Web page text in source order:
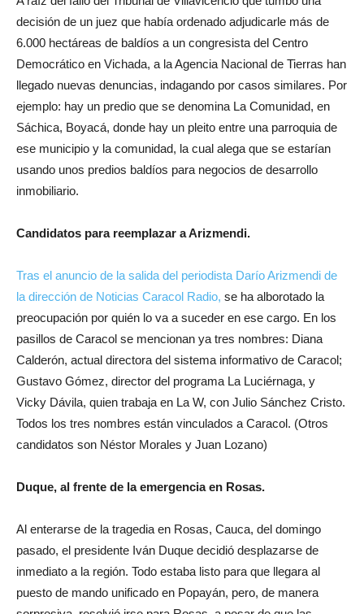
decisión de un juez que había ordenado adjudicarle más de
6.000 hectáreas de baldíos a un congresista del Centro
Democrático en Vichada, a la Agencia Nacional de Tierras han
llegado nuevas denuncias, indagando por casos similares. Por
ejemplo: hay un predio que se denomina La Comunidad, en
Sáchica, Boyacá, donde hay un pleito entre una parroquia de
ese municipio y la comunidad, la cual alega que se estarían
usando unos predios baldíos para negocios de desarrollo
inmobiliario.
Candidatos para reemplazar a Arizmendi.
Tras el anuncio de la salida del periodista Darío Arizmendi de
la dirección de Noticias Caracol Radio, se ha alborotado la
preocupación por quién lo va a suceder en ese cargo. En los
pasillos de Caracol se mencionan ya tres nombres: Diana
Calderón, actual directora del sistema informativo de Caracol;
Gustavo Gómez, director del programa La Luciérnaga, y
Vicky Dávila, quien trabaja en La W, con Julio Sánchez Cristo.
Todos los tres nombres están vinculados a Caracol. (Otros
candidatos son Néstor Morales y Juan Lozano)
Duque, al frente de la emergencia en Rosas.
Al enterarse de la tragedia en Rosas, Cauca, del domingo
pasado, el presidente Iván Duque decidió desplazarse de
inmediato a la región. Todo estaba listo para que llegara al
puesto de mando unificado en Popayán, pero, de manera